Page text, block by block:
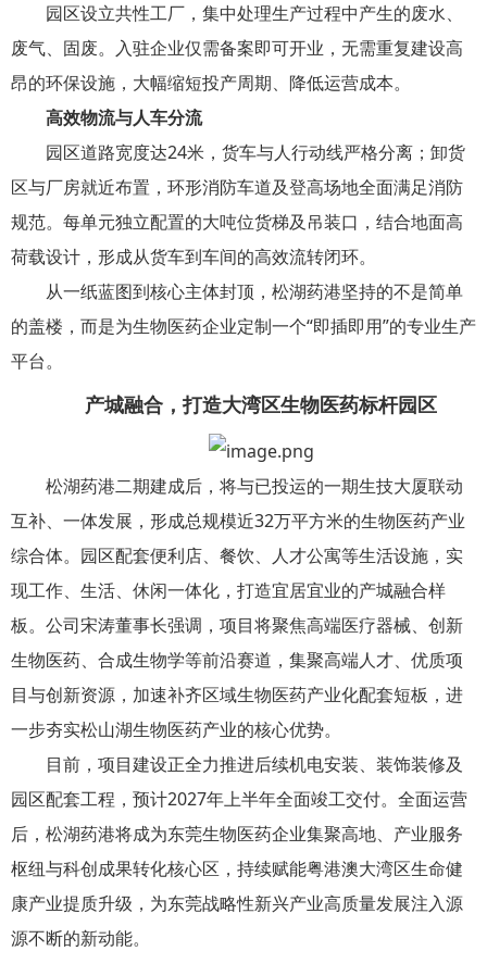
园区设立共性工厂，集中处理生产过程中产生的废水、
废气、固废。入驻企业仅需备案即可开业，无需重复建设高
昂的环保设施，大幅缩短投产周期、降低运营成本。
高效物流与人车分流
园区道路宽度达24米，货车与人行动线严格分离；卸货
区与厂房就近布置，环形消防车道及登高场地全面满足消防
规范。每单元独立配置的大吨位货梯及吊装口，结合地面高
荷载设计，形成从货车到车间的高效流转闭环。
从一纸蓝图到核心主体封顶，松湖药港坚持的不是简单
的盖楼，而是为生物医药企业定制一个“即插即用”的专业生产
平台。
产城融合，打造大湾区生物医药标杆园区
松湖药港二期建成后，将与已投运的一期生技大厦联动
互补、一体发展，形成总规模近32万平方米的生物医药产业
综合体。园区配套便利店、餐饮、人才公寓等生活设施，实
现工作、生活、休闲一体化，打造宜居宜业的产城融合样
板。公司宋涛董事长强调，项目将聚焦高端医疗器械、创新
生物医药、合成生物学等前沿赛道，集聚高端人才、优质项
目与创新资源，加速补齐区域生物医药产业化配套短板，进
一步夯实松山湖生物医药产业的核心优势。
目前，项目建设正全力推进后续机电安装、装饰装修及
园区配套工程，预计2027年上半年全面竣工交付。全面运营
后，松湖药港将成为东莞生物医药企业集聚高地、产业服务
枢纽与科创成果转化核心区，持续赋能粤港澳大湾区生命健
康产业提质升级，为东莞战略性新兴产业高质量发展注入源
源不断的新动能。